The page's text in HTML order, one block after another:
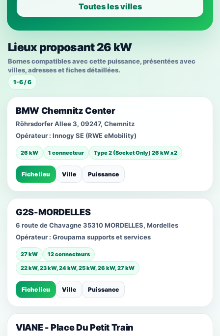
Toutes les villes
Lieux proposant 26 kW
Bornes compatibles avec cette puissance, présentées avec
villes, adresses et fiches détaillées.
1-6 / 6
BMW Chemnitz Center
Röhrsdorfer Allee 3, 09247, Chemnitz
Opérateur : Innogy SE (RWE eMobility)
26 kW 1 connecteur Type 2 (Socket Only) 26 kW x2
Fiche lieu Ville Puissance
G2S-MORDELLES
6 route de Chavagne 35310 MORDELLES, Mordelles
Opérateur : Groupama supports et services
27 kW
12 connecteurs
22 kW, 23 kW, 24 kW, 25 kW, 26 kW, 27 kW
Fiche lieu Ville Puissance
VIANE - Place Du Petit Train